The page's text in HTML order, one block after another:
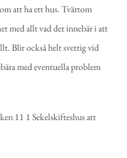
att ha ett hus. Tvärtom
med allt vad det innebär i att
Blir också helt svettig vid
med eventuella problem